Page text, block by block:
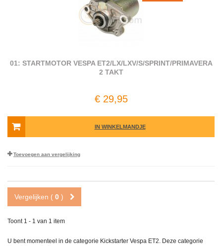
01: STARTMOTOR VESPA ET2/LX/LXV/S/SPRINT/PRIMAVERA
2 TAKT
€ 29,95
IN WINKELMANDJE
Toevoegen aan vergelijking
Vergelijken ( 0 )
Toont 1 - 1 van 1 item
U bent momenteel in de categorie Kickstarter Vespa ET2. Deze categorie